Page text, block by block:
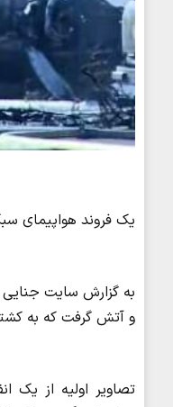
یک فروند هواپیمای
به گزارش سایت جنایی
و آتش گرفت که به